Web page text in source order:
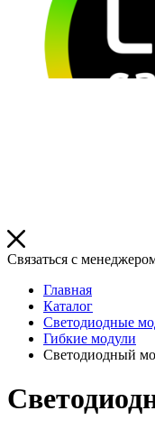
Связаться с
Главная
Каталог
Светодиодные
Гибкие модули
Светодиодный